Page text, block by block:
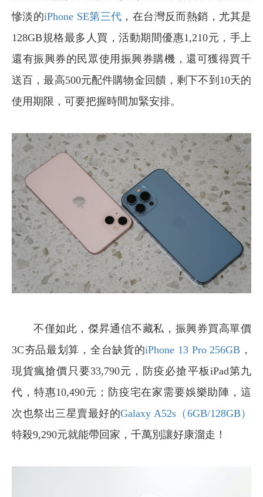
慘淡的iPhone SE第三代 ，在台灣反而熱銷，尤其是
128GB規格最多人買，活動期間優惠1,210元，手上
還有振興券的民眾使用振興券購機，還可獲得買千
送百，最高500元配件購物金回饋，剩下不到10天的
使用期限，可要把握時間加緊安排。
不僅如此，傑昇通信不藏私，振興券買高單價
3C夯品最划算，全台缺貨的iPhone 13 Pro 256GB ，
現貨瘋搶價只要33,790元，防疫必搶平板iPad第九
代，特惠10,490元；防疫宅在家需要娛樂助陣，這
次也祭出三星賣最好的Galaxy A52s（6GB/128GB）
特殺9,290元就能帶回家，千萬別讓好康溜走！